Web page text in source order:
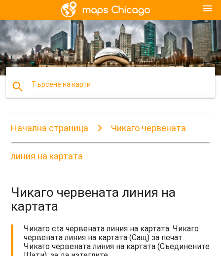
menu
search Търсене на карти
Начална страница Чикаго червената
линия на картата
Чикаго червената линия на
картата
Чикаго cta червената линия на картата. Чикаго
червената линия на картата (Сащ) за печат.
Чикаго червената линия на картата (Съединените